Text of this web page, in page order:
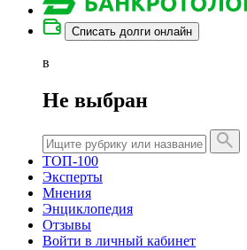
Списать долги онлайн
в
Не выбран
ТОП-100
Эксперты
Мнения
Энциклопедия
Отзывы
Войти в личный кабинет